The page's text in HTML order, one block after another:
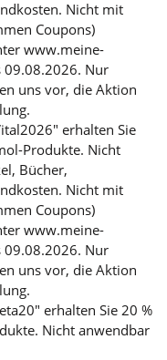
Nicht mit
Coupons)
www.meine-
09.08.2026. Nur
uns vor, die Aktion
erhalten Sie
Produkte. Nicht
Bücher,
Nicht mit
Coupons)
www.meine-
09.08.2026. Nur
uns vor, die Aktion
erhalten Sie 20 %
Nicht anwendbar